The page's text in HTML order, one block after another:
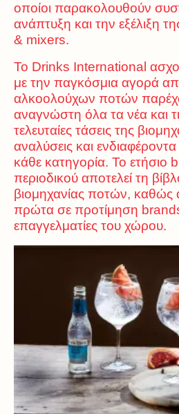
οποίοι παρακολουθούν
ανάπτυξη και την εξέλιξη
& mixers.
Το Drinks International
με την παγκόσμια αγορά
αλκοολούχων ποτών
αναγνώστη όλα τα νέα και τις
τελευταίες τάσεις της
αναλύσεις και ενδιαφέροντα
κάθε κατηγορία. Το ετήσιο
περιοδικού αποτελεί τη
βιομηχανίας ποτών, καθώς
πρώτα σε προτίμηση
επαγγελματίες του χώρου.